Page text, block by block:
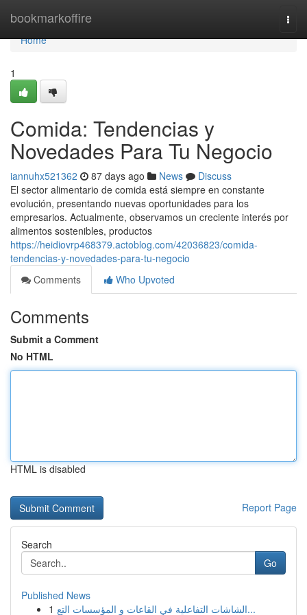
bookmarkoffire
Home
Home
1
Comida: Tendencias y
Novedades Para Tu Negocio
iannuhx521362 87 days ago News
Discuss
El sector alimentario de comida está siempre en constante
evolución, presentando nuevas oportunidades para los
empresarios. Actualmente, observamos un creciente interés por
alimentos sostenibles, productos
https://heidiovrp468379.actoblog.com/42036823/comida-
tendencias-y-novedades-para-tu-negocio
Comments
Who Upvoted
Comments
Submit a Comment
No HTML
HTML is disabled
Report Page
Search
Go
Published News
1
الشاشات التفاعلية في القاعات و المؤسسات التع...